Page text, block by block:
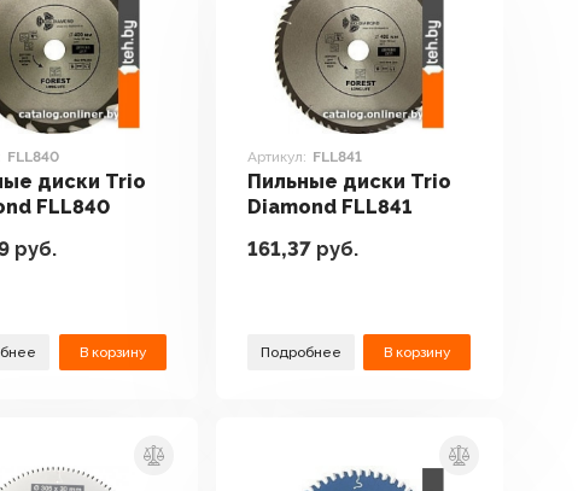
FLL840
диски Trio
FLL840
руб.
В корзину
Артикул: FLL841
Пильные диски Trio
Diamond FLL841
161,37 руб.
Подробнее В корзину